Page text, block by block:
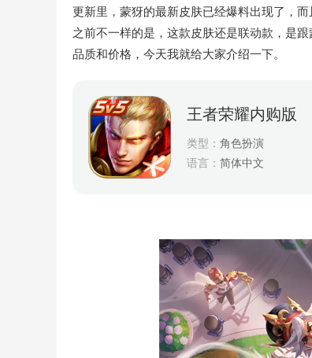
更新里，蒙犽的最新皮肤已经爆料出现了，
之前不一样的是，这款皮肤还是联动款，是
品质和价格，今天我就给大家介绍一下。
王者荣耀内购版
类型： 角色扮演
语言： 简体中文